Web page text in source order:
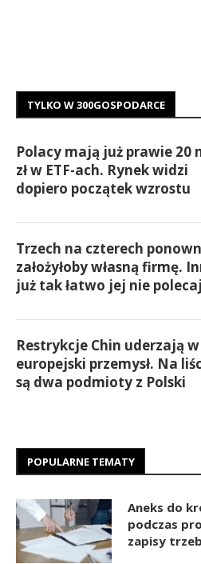
TYLKO W 300GOSPODARCE
Polacy mają już prawie 20
zł w ETF-ach. Rynek widzi
dopiero początek wzrostu
Trzech na czterech
założyłoby własną firmę.
już tak łatwo jej nie
Restrykcje Chin uderzają w
europejski przemysł. Na
są dwa podmioty z Polski
POPULARNE TEMATY
Aneks do
podczas
zapisy